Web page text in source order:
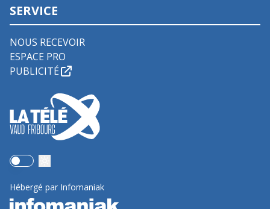
SERVICE
NOUS RECEVOIR
ESPACE PRO
PUBLICITÉ
Use setting
Hébergé par Infomaniak